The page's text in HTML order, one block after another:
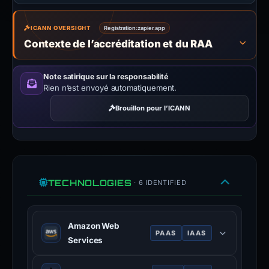
ICANN OVERSIGHT Registration:zapier.app
Contexte de l’accréditation et du RAA
Note satirique sur la responsabilité
Rien n’est envoyé automatiquement.
Brouillon pour l’ICANN
TECHNOLOGIES · 6 IDENTIFIED
Amazon Web
Services
PAAS IAAS
Cloud computing platform offering